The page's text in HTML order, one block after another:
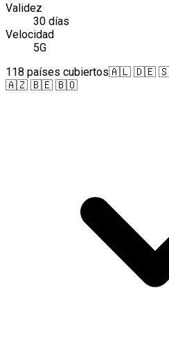
Validez
30 días
Velocidad
5G
118 países cubiertos🇦🇱 🇩🇪
🇦🇿 🇧🇪 🇧🇴